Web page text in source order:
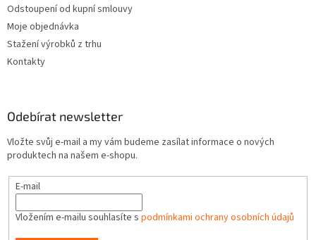
Odstoupení od kupní smlouvy
Moje objednávka
Stažení výrobků z trhu
Kontakty
Odebírat newsletter
Vložte svůj e-mail a my vám budeme zasílat informace o nových
produktech na našem e-shopu.
E-mail
Vložením e-mailu souhlasíte s podmínkami ochrany osobních údajů